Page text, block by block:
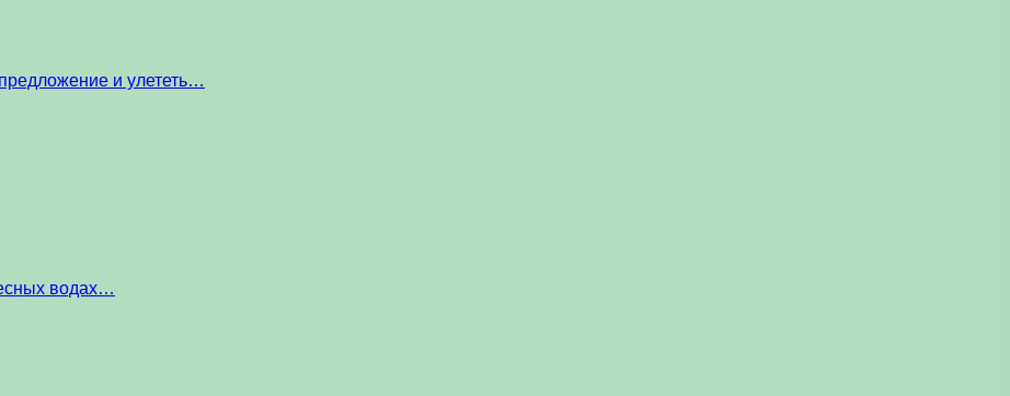
и улететь…
водах…